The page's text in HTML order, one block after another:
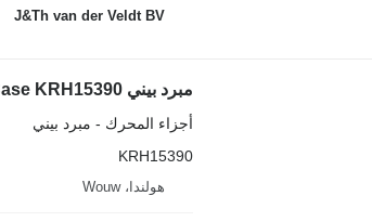
J&Th van der Veldt BV
مبرد بيني Case KRH15390 لـ حفارة Case CX235CSR
أجزاء المحرك - مبرد بيني
KRH15390
هولندا، Wouw